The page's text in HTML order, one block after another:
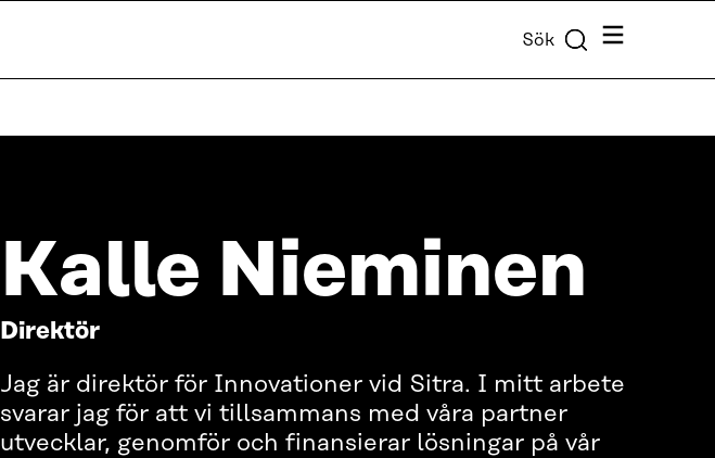
Sök Meny
Kalle Nieminen
Direktör
Jag är direktör för Innovationer vid Sitra. I mitt arbete
svarar jag för att vi tillsammans med våra partner
utvecklar, genomför och finansierar lösningar på vår